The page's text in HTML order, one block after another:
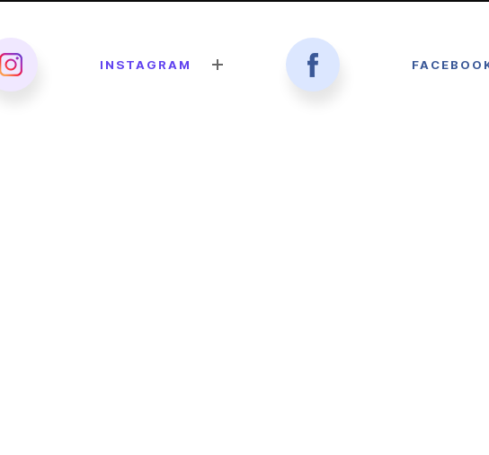
INSTAGRAM